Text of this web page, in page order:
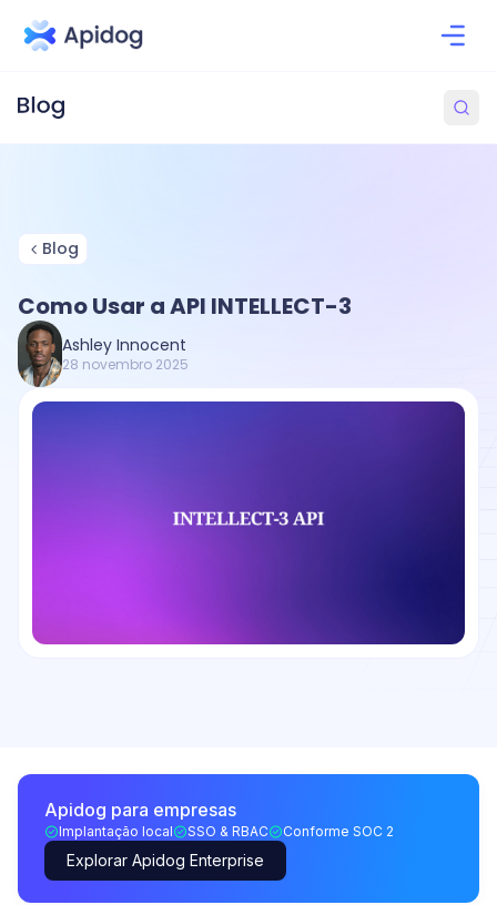
Blog
Como Usar a API INTELLECT-3
Ashley Innocent
28 novembro 2025
Apidog para empresas
Implantação local SSO & RBAC Conforme SOC 2
Explorar Apidog Enterprise